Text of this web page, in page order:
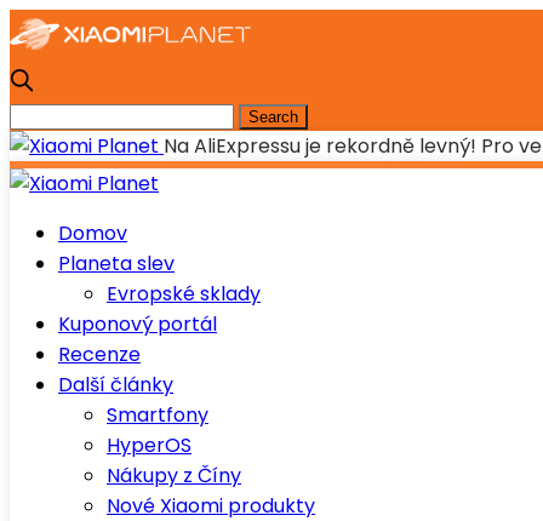
Na AliExpressu je rekordně levný! Pro
Domov
Planeta slev
Evropské sklady
Kuponový portál
Recenze
Další články
Smartfony
HyperOS
Nákupy z Číny
Nové Xiaomi produkty